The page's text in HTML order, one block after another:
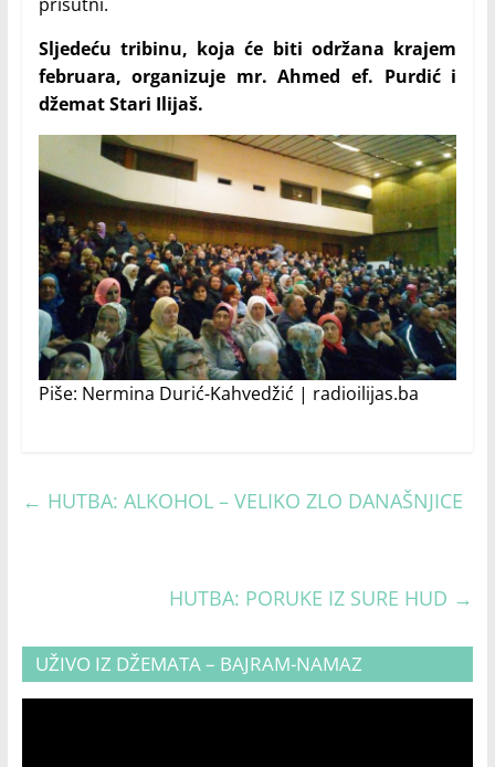
Sljedeću tribinu, koja će biti održana krajem
februara, organizuje mr. Ahmed ef. Purdić i
džemat Stari Ilijaš.
Piše: Nermina Durić-Kahvedžić | radioilijas.ba
← HUTBA: ALKOHOL – VELIKO ZLO DANAŠNJICE
HUTBA: PORUKE IZ SURE HUD →
UŽIVO IZ DŽEMATA – BAJRAM-NAMAZ